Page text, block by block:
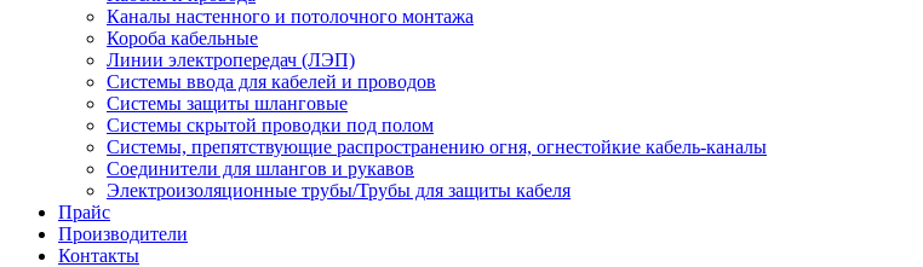
Каналы настенного и потолочного монтажа
Короба кабельные
Линии электропередач (ЛЭП)
Системы ввода для кабелей и проводов
Системы защиты шланговые
Системы скрытой проводки под полом
Системы, препятствующие распространению огня, огнестойкие кабель-каналы
Соединители для шлангов и рукавов
Электроизоляционные трубы/Трубы для защиты кабеля
Прайс
Производители
Контакты